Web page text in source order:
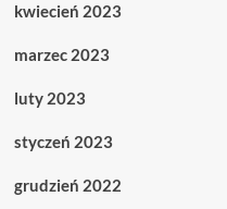
kwiecień 2023
marzec 2023
luty 2023
styczeń 2023
grudzień 2022